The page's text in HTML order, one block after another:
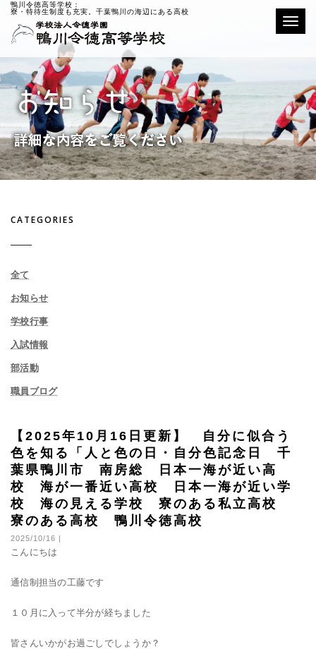
鴨川令徳高等学校：
寮・特待生制度も充実。千葉鴨川の海辺にある高校
CATEGORIES
全て
お知らせ
学校行事
入試情報
部活動
職員ブログ
【2025年10月16日更新】 自分に似合う
色を知る「人と色の日・自分色記念日 千
葉県鴨川市 南房総 日本一海が近い高
校 海が一番近い高校 日本一海が近い学
校 海の見える学校 寮のある私立高校
寮のある高校 鴨川令徳高校
2025/10/16 |
こんにちは
通信制担当の工藤です
１０月に入って半分が経ちました
皆さんいかがお過ごしでしょうか？